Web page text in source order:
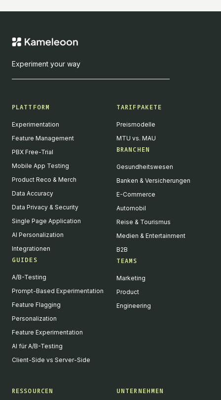
Experiment your way
PLATTFORM
Experimentation
Feature Management
PBX Free-Trial
Mobile App Testing
Product Reco & Merch
Data Accuracy
Data Privacy & Security
Single Page Application
AI Personalization
Integrationen
GUIDES
A/B-Testing
Prompt-Based Experimentation
Feature Flagging
Personalization
Feature Experimentation
AI für A/B-Testing
Client-Side vs Server-Side
TARIFPAKETE
Preismodelle
MTU vs. MAU
BRANCHEN
Gesundheitswesen
Banken & Versicherungen
E-Commerce
Automobil
Reise & Tourismus
Medien & Entertainment
B2B
TEAMS
Marketing
Product
Engineering
RESSOURCEN UNTERNEHMEN